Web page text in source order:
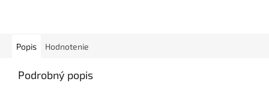
Popis Hodnotenie
Podrobný popis